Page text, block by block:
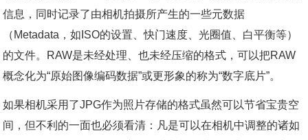
信息，同时记录了由相机拍摄所产生的一些元数据
（Metadata，如ISO的设置、快门速度、光圈值、白平衡等）
的文件。RAW是未经处理、也未经压缩的格式，可以把RAW
概念化为“原始图像编码数据”或更形象的称为“数字底片”。
如果相机采用了JPG作为照片存储的格式虽然可以节省宝贵空
间，但不利的一面也必须看清：凡是可以在相机中调整的诸如